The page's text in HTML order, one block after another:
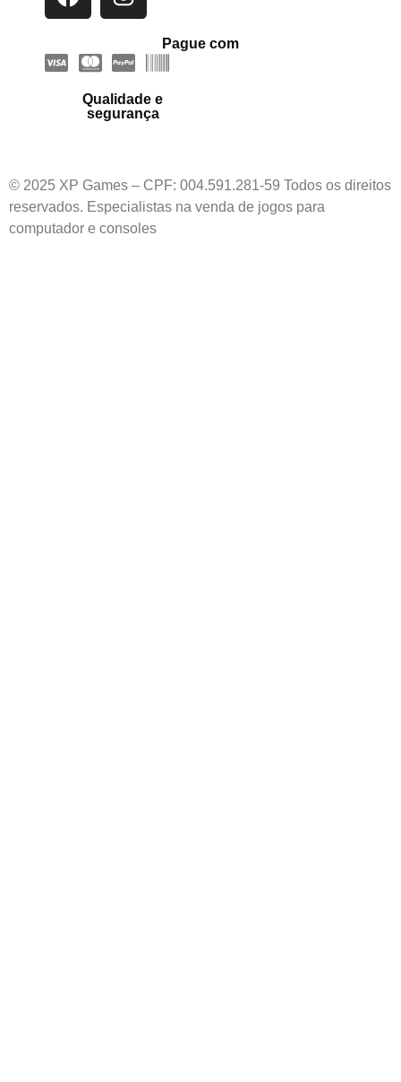
Pague com
Qualidade e
segurança
© 2025 XP Games – CPF: 004.591.281-59 Todos os direitos
reservados. Especialistas na venda de jogos para
computador e consoles